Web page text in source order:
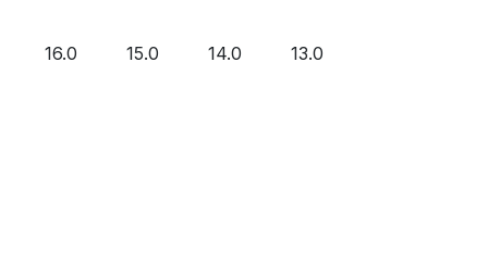
16.0 15.0 14.0 13.0